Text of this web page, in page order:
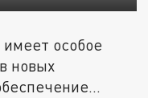
особое
новых